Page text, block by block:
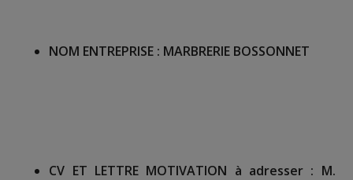
NOM ENTREPRISE : MARBRERIE BOSSONNET
CV ET LETTRE MOTIVATION à adresser : M.